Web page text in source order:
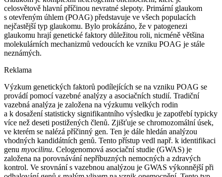
celosvětově hlavní příčinou nevratné slepoty. Primární glaukom
s otevřeným úhlem (POAG) představuje ve všech populacích
nejčastější typ glaukomu. Bylo prokázáno, že v patogenezi
glaukomu hrají genetické faktory důležitou roli, nicméně většina
molekulárních mechanizmů vedoucích ke vzniku POAG je stále
neznámých.
Reklama
Výzkum genetických faktorů podílejících se na vzniku POAG se
provádí pomocí vazebné analýzy a asociačních studií. Tradiční
vazebná analýza je založena na výzkumu velkých rodin
a k dosažení statisticky signifikantního výsledku je zapotřebí typicky
více než deseti postižených členů. Zjišťuje se chromozomální úsek,
ve kterém se nalézá příčinný gen. Ten je dále hledán analýzou
vhodných kandidátních genů. Tento přístup vedl např. k identifikaci
genu myocilinu. Celogenomová asociační studie (GWAS) je
založena na porovnávání nepříbuzných nemocných a zdravých
kontrol. Ve srovnání s vazebnou analýzou je GWAS výkonnější při